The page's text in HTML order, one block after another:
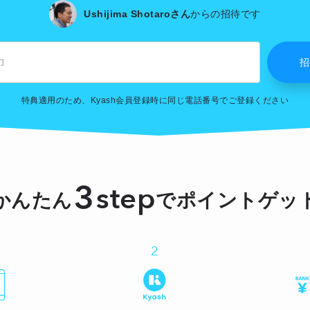
Ushijima Shotaroさんからの招待です
特典適用のため、Kyash会員登録時に同じ電話番号でご登録ください
んたん3stepでポイントゲッ
2